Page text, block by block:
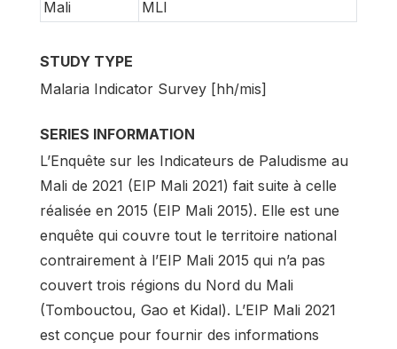
Mali
MLI
STUDY TYPE
Malaria Indicator Survey [hh/mis]
SERIES INFORMATION
L’Enquête sur les Indicateurs de Paludisme au
Mali de 2021 (EIP Mali 2021) fait suite à celle
réalisée en 2015 (EIP Mali 2015). Elle est une
enquête qui couvre tout le territoire national
contrairement à l’EIP Mali 2015 qui n’a pas
couvert trois régions du Nord du Mali
(Tombouctou, Gao et Kidal). L’EIP Mali 2021
est conçue pour fournir des informations